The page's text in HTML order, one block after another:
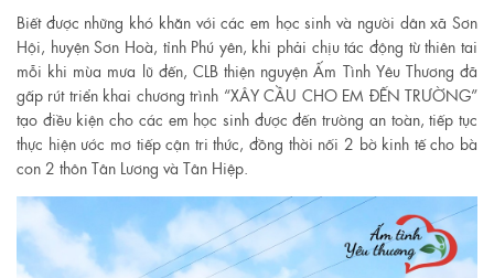
Biết được những khó khăn với các em học sinh và người dân xã Sơn
Hội, huyện Sơn Hoà, tỉnh Phú yên, khi phải chịu tác động từ thiên tai
mỗi khi mùa mưa lũ đến, CLB thiện nguyện Ấm Tình Yêu Thương đã
gấp rút triển khai chương trình “XÂY CẦU CHO EM ĐẾN TRƯỜNG”
tạo điều kiện cho các em học sinh được đến trường an toàn, tiếp tục
thực hiện ước mơ tiếp cận tri thức, đồng thời nối 2 bờ kinh tế cho bà
con 2 thôn Tân Lương và Tân Hiệp.